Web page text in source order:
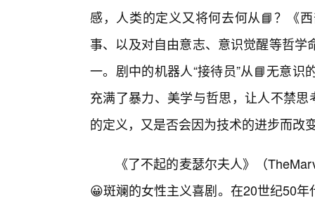
感，人类的定义又将何去何从📘？《
事、以及对自由意志、意识觉醒等哲
一。剧中的机器人“接待员”从📘无意
充满了暴力、美学与哲思，让人不禁
的定义，又是否会因为技术的进步而改
《了不起的麦瑟尔夫人》（
😀斑斓的女性主义喜剧。在20世纪50